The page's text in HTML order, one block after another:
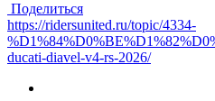
Поделиться
https://ridersunited.ru/topic/4334-
ducati-diavel-v4-rs-2026/